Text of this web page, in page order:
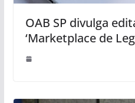
OAB SP divulga
‘Marketplace de